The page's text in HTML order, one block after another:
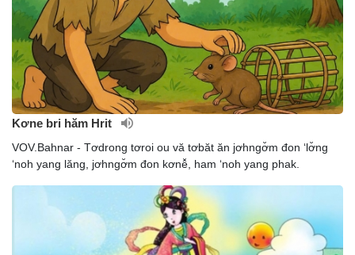
Kơne bri hăm Hrit
VOV.Bahnar - Tơdrong tơroi ou vă tơbăt ăn jơhngơ̆m đon ‘lơ̆ng
‘noh yang lăng, jơhngơ̆m đon kơnê̆, ham ‘noh yang phak.